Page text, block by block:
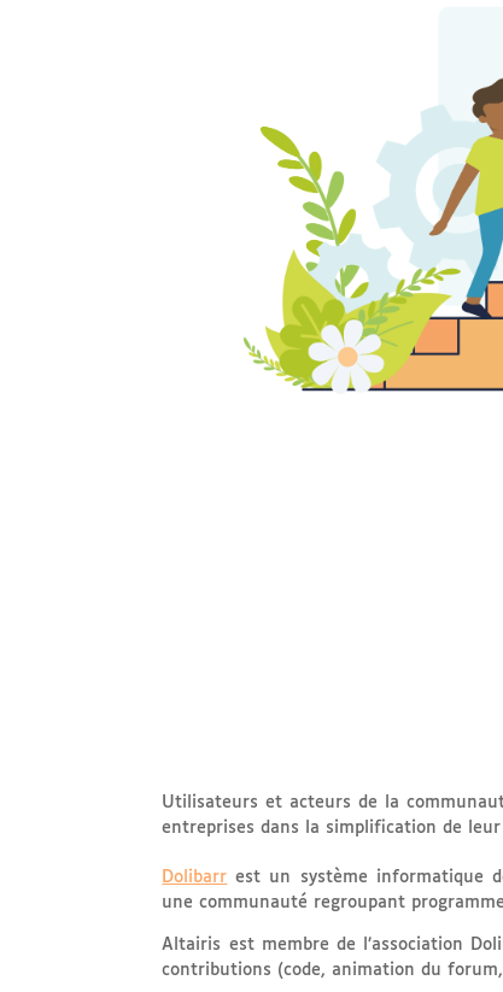
Utilisateurs et acteurs de la
entreprises dans la simplification de leur
Dolibarr est un système informatique
une communauté regroupant
Altairis est membre de l’association
contributions (code, animation du